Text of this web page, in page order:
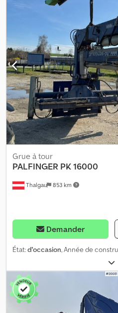
réservées !
Thalgau 853 km
Grue à tour
PALFINGER PK 16000
Demander
État:d'occasion, Année de